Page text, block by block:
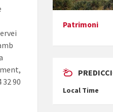
90
mare&quot;,
Patrimoni
Local Time